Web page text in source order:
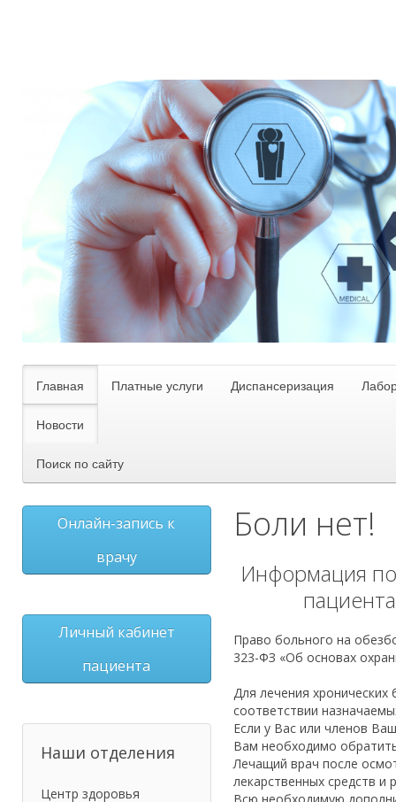
Главная Платные услуги Диспансеризация
Новости
Поиск по сайту
Боли нет!
Информация
Право больного на
323-ФЗ «Об основах
Для лечения
соответствии
Если у Вас или членов
Вам необходимо
Лечащий врач после
лекарственных средств и
Онлайн-запись к
врачу
Личный кабинет
пациента
Наши отделения
Центр здоровья